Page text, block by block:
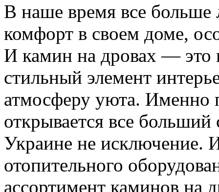
В наше время все больше
комфорт в своем доме,
И камин на дровах — это
стильный элемент
атмосферу уюта. Именно
открывается все
Украине не исключение.
отопительного
ассортимент каминов на